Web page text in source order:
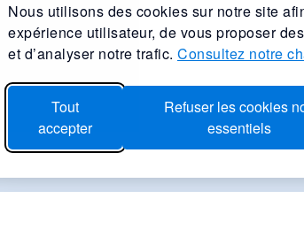
Nous utilisons des cookies sur notre site
expérience utilisateur, de vous proposer
et d’analyser notre trafic. Consultez notre
Tout
accepter
Refuser les cookies
essentiels